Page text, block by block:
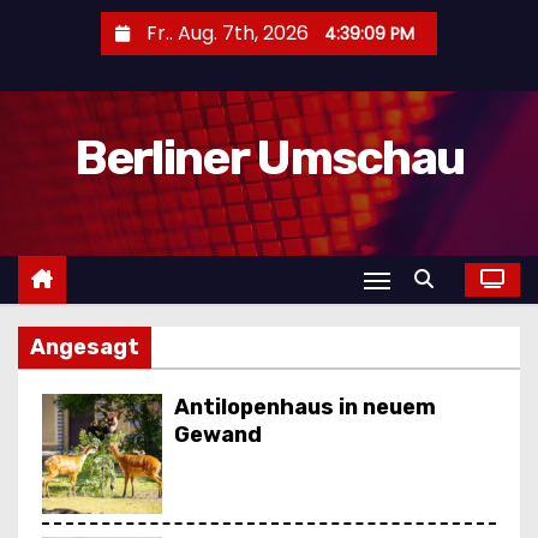
l
Fr.. Aug. 7th, 2026 4:39:12 PM
Berliner Umschau
Angesagt
Antilopenhaus in neuem
Gewand